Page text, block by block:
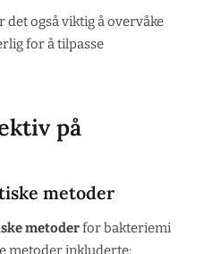
det også viktig å overvåke
for å tilpasse
på
metoder
metoderfor bakteriemi
metoder inkluderte: